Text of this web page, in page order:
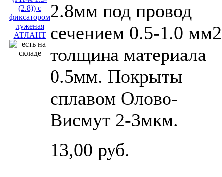
2.8мм под провод
сечением 0.5-1.0
толщина материала
0.5мм. Покрыты
сплавом Олово-
Висмут 2-3мкм.
13,00 руб.